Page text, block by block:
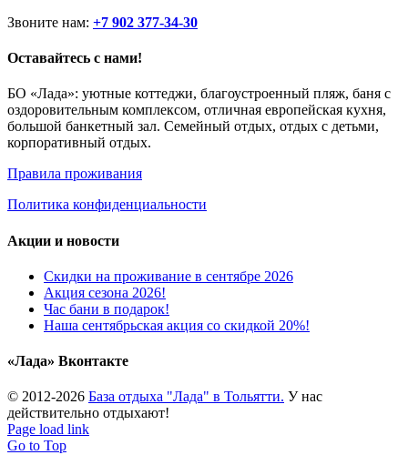
Звоните нам: +7 902 377-34-30
Оставайтесь с нами!
БО «Лада»: уютные коттеджи, благоустроенный пляж, баня с
оздоровительным комплексом, отличная европейская кухня,
большой банкетный зал. Семейный отдых, отдых с детьми,
корпоративный отдых.
Правила проживания
Политика конфиденциальности
Акции и новости
Скидки на проживание в сентябре 2026
Акция сезона 2026!
Час бани в подарок!
Наша сентябрьская акция со скидкой 20%!
«Лада» Вконтакте
© 2012-2026 База отдыха "Лада" в Тольятти. У нас
действительно отдыхают!
Page load link
Go to Top